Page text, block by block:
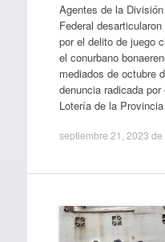
Agentes de la
Federal
por el delito de juego
el conurbano
mediados de octubre
denuncia radicada
Lotería de la
septiembre 21, 2023 de